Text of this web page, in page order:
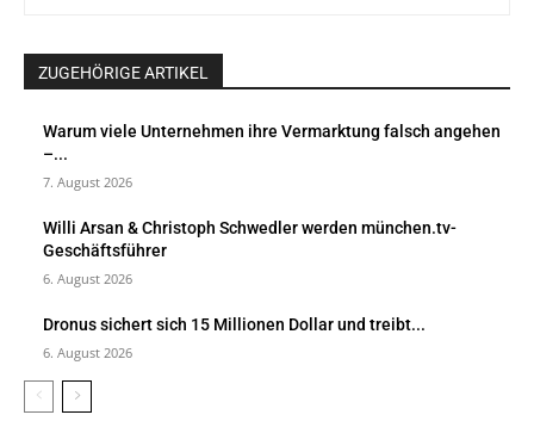
ZUGEHÖRIGE ARTIKEL
Warum viele Unternehmen ihre Vermarktung falsch angehen
–...
7. August 2026
Willi Arsan & Christoph Schwedler werden münchen.tv-
Geschäftsführer
6. August 2026
Dronus sichert sich 15 Millionen Dollar und treibt...
6. August 2026